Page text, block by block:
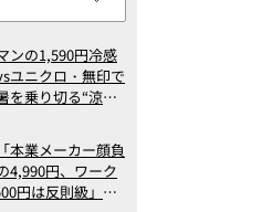
ンの1,590円冷感
ユニクロ・無印で
を乗り切る“涼感
本業メーカー顔負
4,990円、ワーク
円は反則級」凄